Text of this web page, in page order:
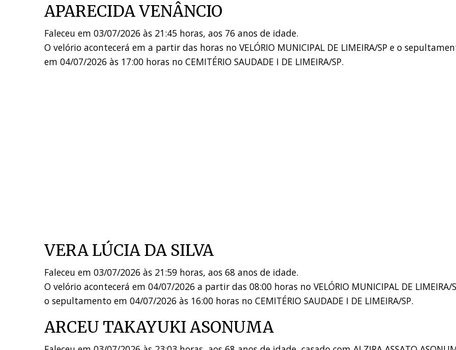
APARECIDA VENÂNCIO
Faleceu em 03/07/2026 às 21:45 horas, aos 76 anos de idade.
O velório acontecerá em a partir das horas no VELÓRIO MUNICIPAL DE LIMEIRA/SP e o
em 04/07/2026 às 17:00 horas no CEMITÉRIO SAUDADE I DE LIMEIRA/SP.
VERA LÚCIA DA SILVA
Faleceu em 03/07/2026 às 21:59 horas, aos 68 anos de idade.
O velório acontecerá em 04/07/2026 a partir das 08:00 horas no VELÓRIO MUNICIPAL DE LIMEIRA/
o sepultamento em 04/07/2026 às 16:00 horas no CEMITÉRIO SAUDADE I DE LIMEIRA/SP.
ARCEU TAKAYUKI ASONUMA